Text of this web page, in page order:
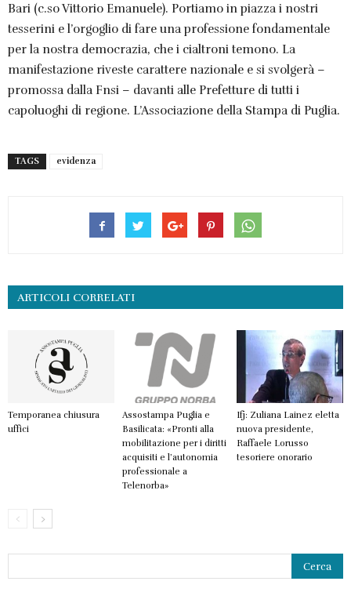
Bari (c.so Vittorio Emanuele). Portiamo in piazza i nostri
tesserini e l’orgoglio di fare una professione fondamentale
per la nostra democrazia, che i cialtroni temono. La
manifestazione riveste carattere nazionale e si svolgerà –
promossa dalla Fnsi – davanti alle Prefetture di tutti i
capoluoghi di regione. L’Associazione della Stampa di Puglia.
TAGS evidenza
ARTICOLI CORRELATI
Temporanea chiusura
uffici
Assostampa Puglia e
Basilicata: «Pronti alla
mobilitazione per i diritti
acquisiti e l’autonomia
professionale a
Telenorba»
Ifj: Zuliana Lainez eletta
nuova presidente,
Raffaele Lorusso
tesoriere onorario